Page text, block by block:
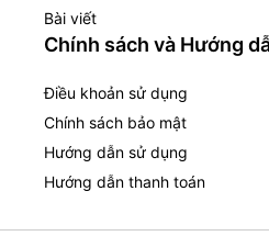
Bài viết
Chính sách và Hướng
Điều khoản sử dụng
Chính sách bảo mật
Hướng dẫn sử dụng
Hướng dẫn thanh toán